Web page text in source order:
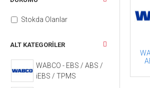
ALT KATEGORILER
WABCO - EBS / ABS /
iEBS / TPMS
Stokda Olanlar